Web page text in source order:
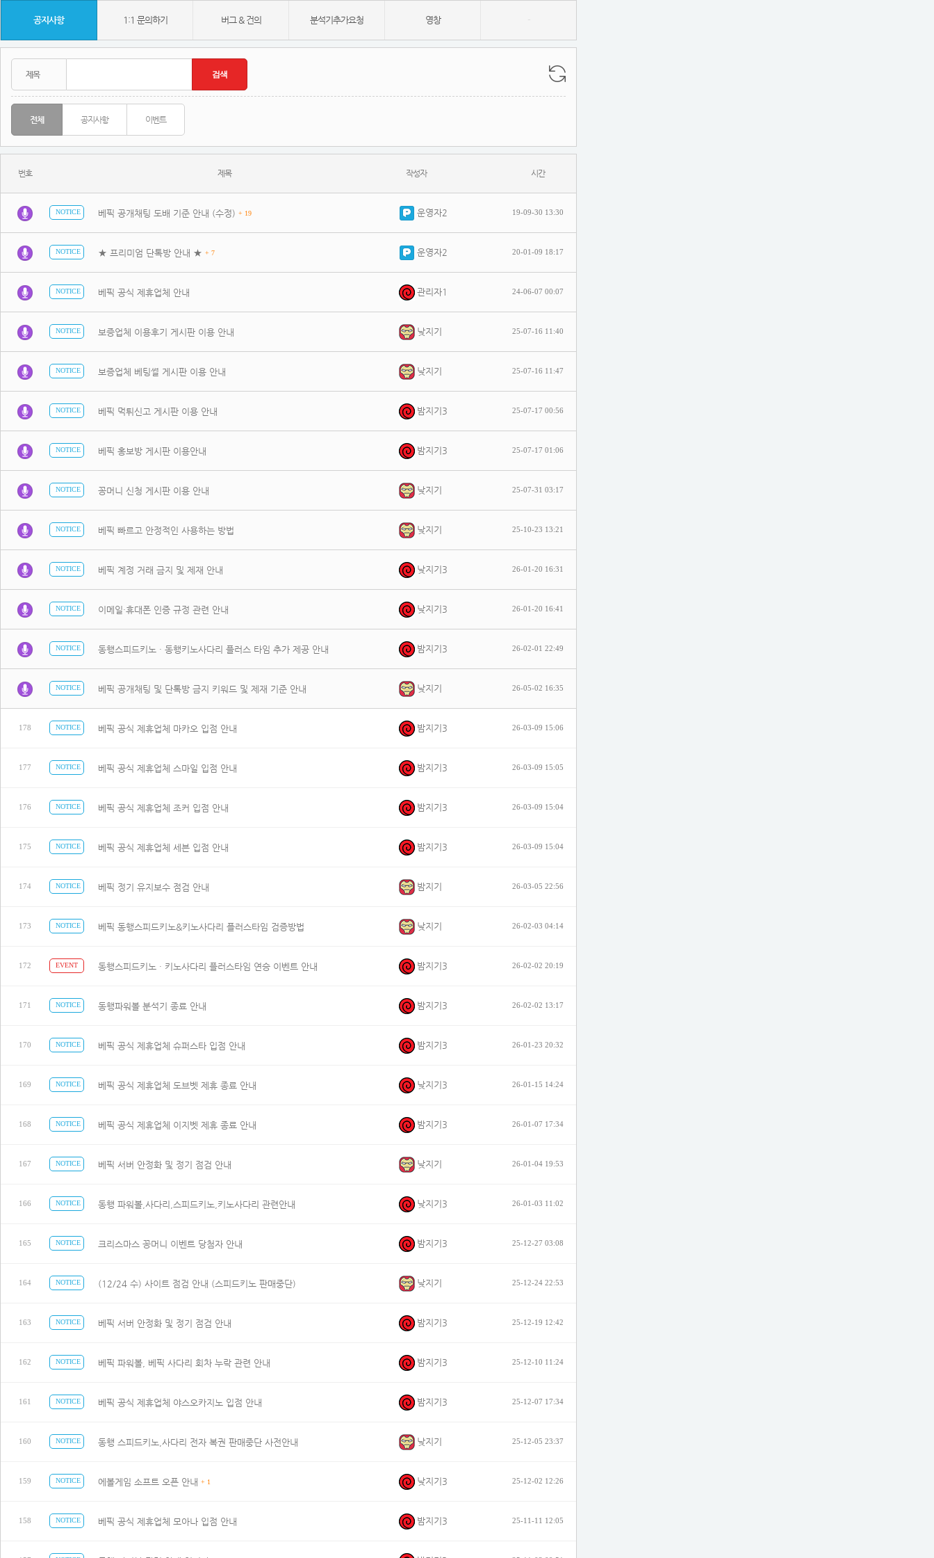
공지사항 1:1 문의하기 버그 & 건의 분석기추가요청 영창 -
전체 공지사항 이벤트
번호 제목 작성자 시간
NOTICE 베픽 공개채팅 도배 기준 안내 (수정) + 19 운영자2 19-09-30 13:30
NOTICE ★ 프리미엄 단톡방 안내 ★ + 7 운영자2 20-01-09 18:17
NOTICE 베픽 공식 제휴업체 안내 관리자1 24-06-07 00:07
NOTICE 보증업체 이용후기 게시판 이용 안내 낮지기 25-07-16 11:40
NOTICE 보증업체 베팅썰 게시판 이용 안내 낮지기 25-07-16 11:47
NOTICE 베픽 먹튀신고 게시판 이용 안내 밤지기3 25-07-17 00:56
NOTICE 베픽 홍보방 게시판 이용안내 밤지기3 25-07-17 01:06
NOTICE 꽁머니 신청 게시판 이용 안내 낮지기 25-07-31 03:17
NOTICE 베픽 빠르고 안정적인 사용하는 방법 낮지기 25-10-23 13:21
NOTICE 베픽 계정 거래 금지 및 제재 안내 낮지기3 26-01-20 16:31
NOTICE 이메일·휴대폰 인증 규정 관련 안내 낮지기3 26-01-20 16:41
NOTICE 동행스피드키노 · 동행키노사다리 플러스 타임 추가 제공 안내 밤지기3 26-02-01 22:49
NOTICE 베픽 공개채팅 및 단톡방 금지 키워드 및 제재 기준 안내 낮지기 26-05-02 16:35
178 NOTICE 베픽 공식 제휴업체 마카오 입점 안내 밤지기3 26-03-09 15:06
177 NOTICE 베픽 공식 제휴업체 스마일 입점 안내 밤지기3 26-03-09 15:05
176 NOTICE 베픽 공식 제휴업체 조커 입점 안내 밤지기3 26-03-09 15:04
175 NOTICE 베픽 공식 제휴업체 세븐 입점 안내 밤지기3 26-03-09 15:04
174 NOTICE 베픽 정기 유지보수 점검 안내 밤지기 26-03-05 22:56
173 NOTICE 베픽 동행스피드키노&키노사다리 플러스타임 검증방법 낮지기 26-02-03 04:14
172 EVENT 동행스피드키노 · 키노사다리 플러스타임 연승 이벤트 안내 밤지기3 26-02-02 20:19
171 NOTICE 동행파워볼 분석기 종료 안내 밤지기3 26-02-02 13:17
170 NOTICE 베픽 공식 제휴업체 슈퍼스타 입점 안내 밤지기3 26-01-23 20:32
169 NOTICE 베픽 공식 제휴업체 도브벳 제휴 종료 안내 낮지기3 26-01-15 14:24
168 NOTICE 베픽 공식 제휴업체 이지벳 제휴 종료 안내 밤지기3 26-01-07 17:34
167 NOTICE 베픽 서버 안정화 및 정기 점검 안내 낮지기 26-01-04 19:53
166 NOTICE 동행 파워볼,사다리,스피드키노,키노사다리 관련안내 낮지기3 26-01-03 11:02
165 NOTICE 크리스마스 꽁머니 이벤트 당첨자 안내 밤지기3 25-12-27 03:08
164 NOTICE (12/24 수) 사이트 점검 안내 (스피드키노 판매중단) 낮지기 25-12-24 22:53
163 NOTICE 베픽 서버 안정화 및 정기 점검 안내 밤지기3 25-12-19 12:42
162 NOTICE 베픽 파워볼, 베픽 사다리 회차 누락 관련 안내 밤지기3 25-12-10 11:24
161 NOTICE 베픽 공식 제휴업체 야스오카지노 입점 안내 밤지기3 25-12-07 17:34
160 NOTICE 동행 스피드키노,사다리 전자 복권 판매중단 사전안내 낮지기 25-12-05 23:37
159 NOTICE 에볼게임 소프트 오픈 안내 + 1 낮지기3 25-12-02 12:26
158 NOTICE 베픽 공식 제휴업체 모아나 입점 안내 밤지기3 25-11-11 12:05